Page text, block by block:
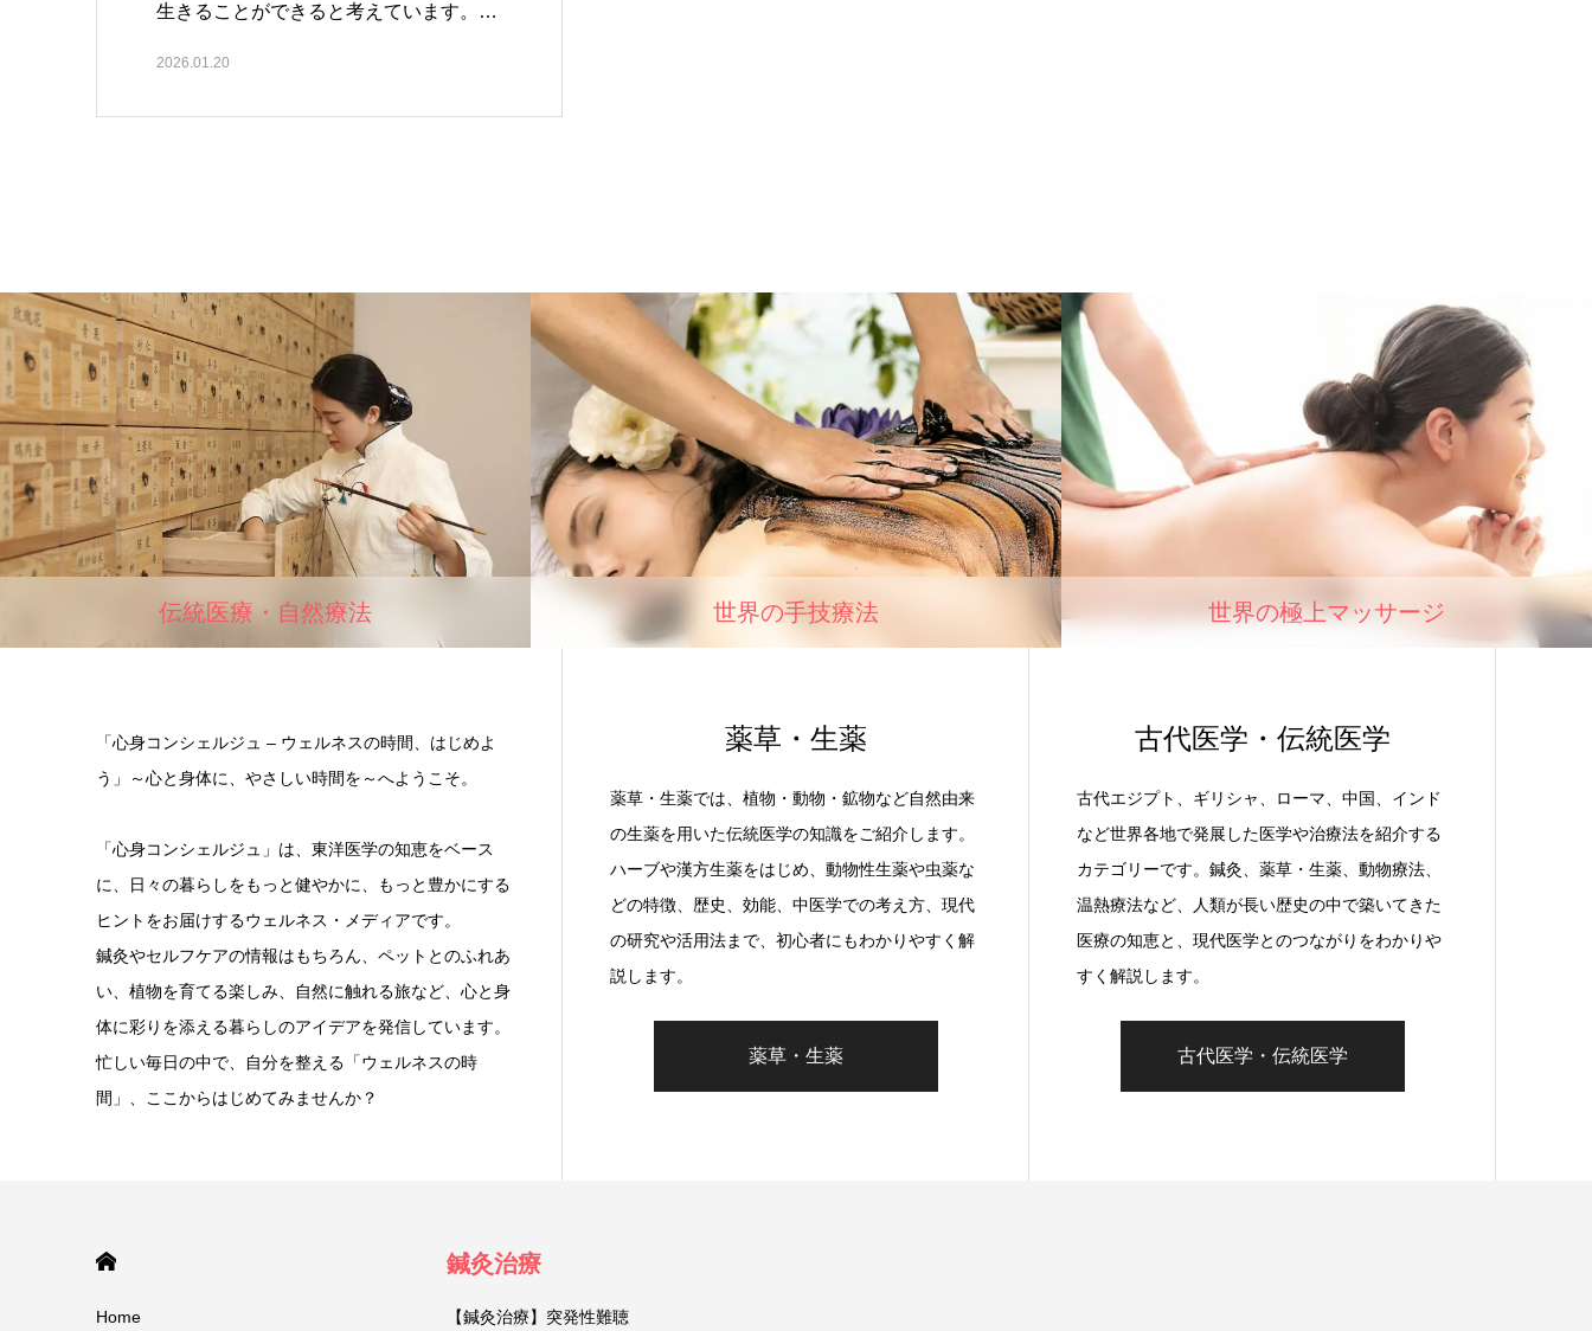
生きることができると考えています。…
2026.01.20
伝統医療・自然療法 世界の手技療法 世界の極上マッサージ
「心身コンシェルジュ – ウェルネスの時間、はじめよ
う」～心と身体に、やさしい時間を～へようこそ。
「心身コンシェルジュ」は、東洋医学の知恵をベース
に、日々の暮らしをもっと健やかに、もっと豊かにする
ヒントをお届けするウェルネス・メディアです。
鍼灸やセルフケアの情報はもちろん、ペットとのふれあ
い、植物を育てる楽しみ、自然に触れる旅など、心と身
体に彩りを添える暮らしのアイデアを発信しています。
忙しい毎日の中で、自分を整える「ウェルネスの時
間」、ここからはじめてみませんか？
薬草・生薬
薬草・生薬では、植物・動物・鉱物など自然由来
の生薬を用いた伝統医学の知識をご紹介します。
ハーブや漢方生薬をはじめ、動物性生薬や虫薬な
どの特徴、歴史、効能、中医学での考え方、現代
の研究や活用法まで、初心者にもわかりやすく解
説します。
薬草・生薬
古代医学・伝統医学
古代エジプト、ギリシャ、ローマ、中国、インド
など世界各地で発展した医学や治療法を紹介する
カテゴリーです。鍼灸、薬草・生薬、動物療法、
温熱療法など、人類が長い歴史の中で築いてきた
医療の知恵と、現代医学とのつながりをわかりや
すく解説します。
古代医学・伝統医学
Home
鍼灸治療
【鍼灸治療】突発性難聴